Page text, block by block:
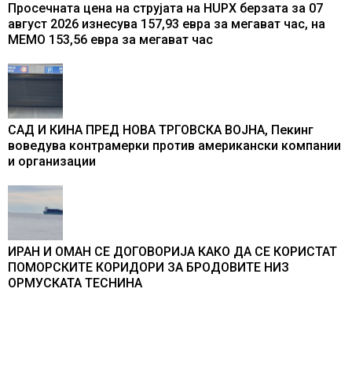
Просечната цена на струјата на HUPX берзата за 07
август 2026 изнесува 157,93 евра за мегават час, на
МЕМО 153,56 евра за мегават час
САД И КИНА ПРЕД НОВА ТРГОВСКА ВОЈНА, Пекинг
воведува контрамерки против американски компании
и организации
ИРАН И ОМАН СЕ ДОГОВОРИЈА КАКО ДА СЕ КОРИСТАТ
ПОМОРСКИТЕ КОРИДОРИ ЗА БРОДОВИТЕ НИЗ
ОРМУСКАТА ТЕСНИНА